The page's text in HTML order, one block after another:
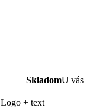
SkladomU vás
Logo + text